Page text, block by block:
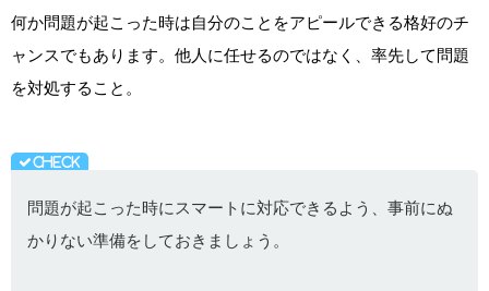
何か問題が起こった時は自分のことをアピールできる格好のチ
ャンスでもあります。他人に任せるのではなく、率先して問題
を対処すること。
問題が起こった時にスマートに対応できるよう、事前にぬ
かりない準備をしておきましょう。